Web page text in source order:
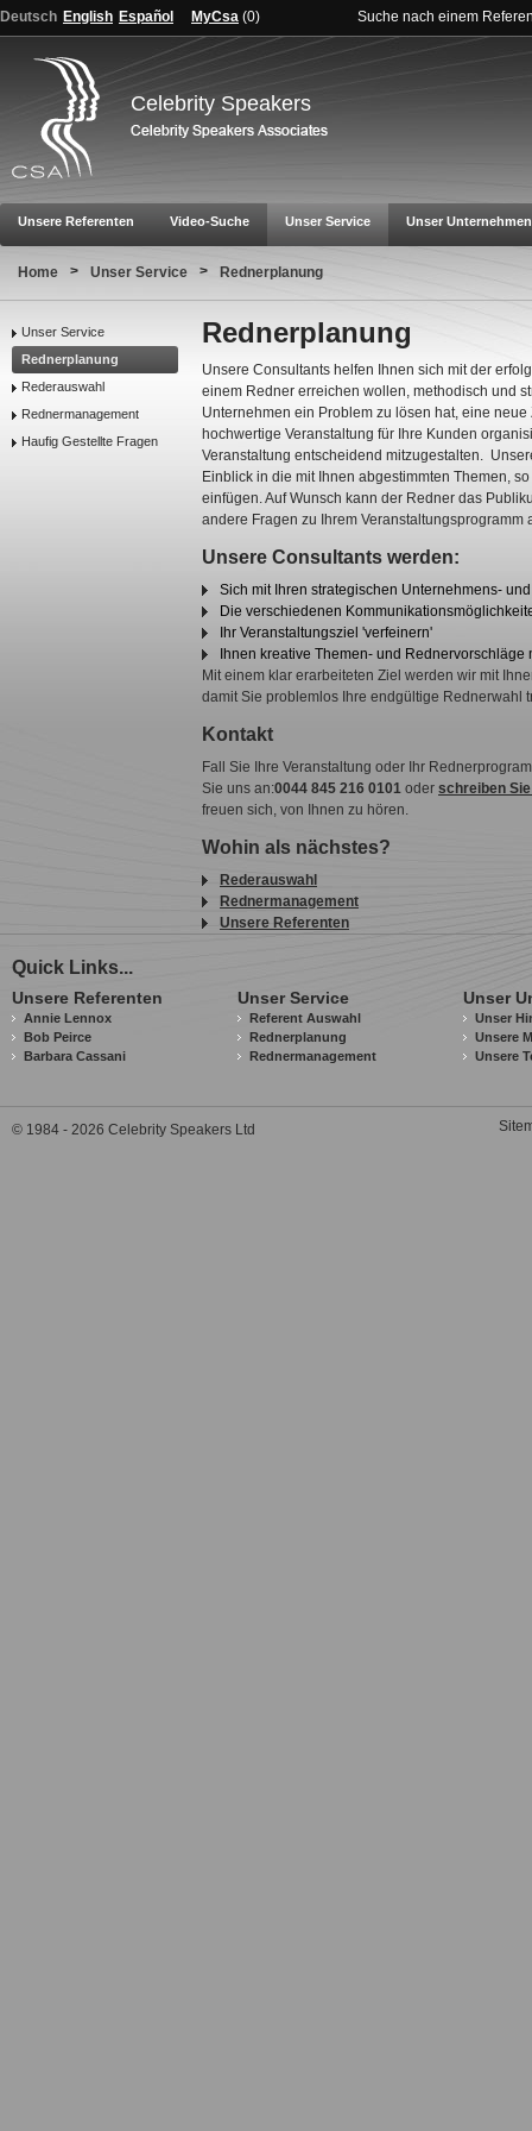
Deutsch English Español MyCsa (0) Suche nach einem
Celebrity Speakers
Unsere Referenten Video-Suche Unser Service Unser Unternehmen
Home > Unser Service > Rednerplanung
Unser Service
Rednerplanung
Rederauswahl
Rednermanagement
Haufig Gestellte Fragen
Rednerplanung
Unsere Consultants helfen Ihnen sich mit der
einem Redner erreichen wollen, methodisch und
Unternehmen ein Problem zu lösen hat, eine
hochwertige Veranstaltung für Ihre Kunden
Veranstaltung entscheidend mitzugestalten.
Einblick in die mit Ihnen abgestimmten Themen,
einfügen. Auf Wunsch kann der Redner das
andere Fragen zu Ihrem Veranstaltungsprogramm
Unsere Consultants werden:
Sich mit Ihren strategischen Unternehmens-
Die verschiedenen
Ihr Veranstaltungsziel 'verfeinern'
Ihnen kreative Themen- und Rednervorschläge
Mit einem klar erarbeiteten Ziel werden wir mit
damit Sie problemlos Ihre endgültige Rednerwahl
Kontakt
Fall Sie Ihre Veranstaltung oder Ihr
Sie uns an:0044 845 216 0101 oder schreiben
freuen sich, von Ihnen zu hören.
Wohin als nächstes?
Rederauswahl
Rednermanagement
Unsere Referenten
Quick Links...
Unsere Referenten
Annie Lennox
Bob Peirce
Barbara Cassani
Unser Service
Referent Auswahl
Rednerplanung
Rednermanagement
Unser
Unser
Unsere
Unsere
© 1984 - 2026 Celebrity Speakers Ltd